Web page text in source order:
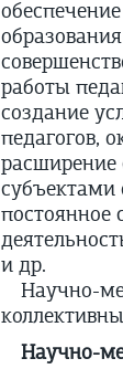
работы
создание
педагогов,
субъектами
постоянное
и др.
Научно-
Научно-